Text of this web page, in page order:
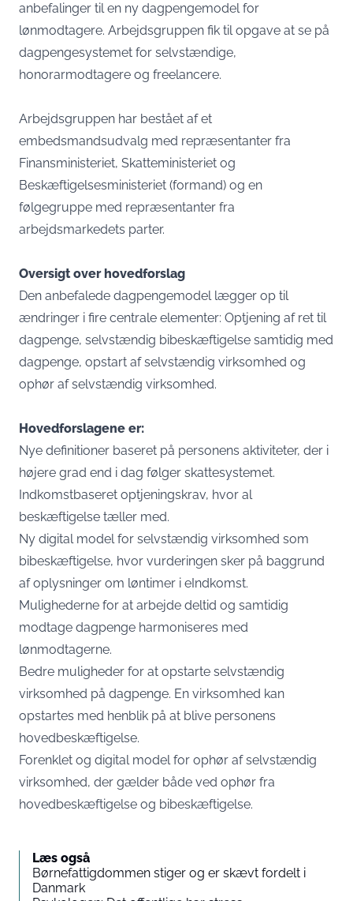
anbefalinger til en ny dagpengemodel for
lønmodtagere. Arbejdsgruppen fik til opgave at se på
dagpengesystemet for selvstændige,
honorarmodtagere og freelancere.
Arbejdsgruppen har bestået af et
embedsmandsudvalg med repræsentanter fra
Finansministeriet, Skatteministeriet og
Beskæftigelsesministeriet (formand) og en
følgegruppe med repræsentanter fra
arbejdsmarkedets parter.
Oversigt over hovedforslag
Den anbefalede dagpengemodel lægger op til
ændringer i fire centrale elementer: Optjening af ret til
dagpenge, selvstændig bibeskæftigelse samtidig med
dagpenge, opstart af selvstændig virksomhed og
ophør af selvstændig virksomhed.
Hovedforslagene er:
Nye definitioner baseret på personens aktiviteter, der i
højere grad end i dag følger skattesystemet.
Indkomstbaseret optjeningskrav, hvor al
beskæftigelse tæller med.
Ny digital model for selvstændig virksomhed som
bibeskæftigelse, hvor vurderingen sker på baggrund
af oplysninger om løntimer i eIndkomst.
Mulighederne for at arbejde deltid og samtidig
modtage dagpenge harmoniseres med
lønmodtagerne.
Bedre muligheder for at opstarte selvstændig
virksomhed på dagpenge. En virksomhed kan
opstartes med henblik på at blive personens
hovedbeskæftigelse.
Forenklet og digital model for ophør af selvstændig
virksomhed, der gælder både ved ophør fra
hovedbeskæftigelse og bibeskæftigelse.
Læs også
Børnefattigdommen stiger og er skævt fordelt i
Danmark